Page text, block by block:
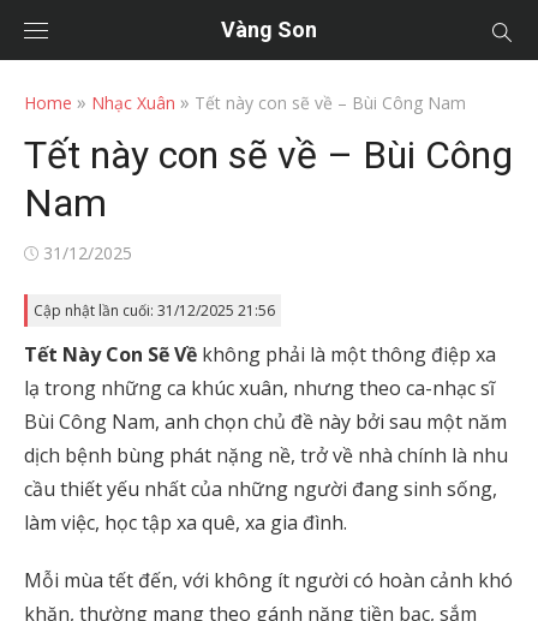
Vàng Son
Home » Nhạc Xuân » Tết này con sẽ về – Bùi Công Nam
Tết này con sẽ về – Bùi Công
Nam
Posted
31/12/2025
Cập nhật lần cuối: 31/12/2025 21:56
Tết Này Con Sẽ Về không phải là một thông điệp xa
lạ trong những ca khúc xuân, nhưng theo ca-nhạc sĩ
Bùi Công Nam, anh chọn chủ đề này bởi sau một năm
dịch bệnh bùng phát nặng nề, trở về nhà chính là nhu
cầu thiết yếu nhất của những người đang sinh sống,
làm việc, học tập xa quê, xa gia đình.
Mỗi mùa tết đến, với không ít người có hoàn cảnh khó
khăn, thường mang theo gánh nặng tiền bạc, sắm